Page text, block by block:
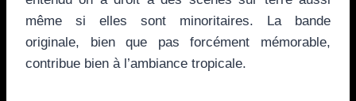
même si elles sont minoritaires. La bande
originale, bien que pas forcément mémorable,
contribue bien à l’ambiance tropicale.